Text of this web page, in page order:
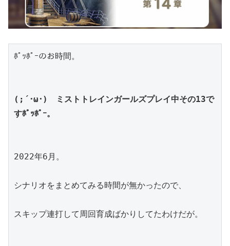
ﾎﾟｯﾎﾟｰのお時間。
(;´･ω･)　ミストトレインガールズプレイ中その13で
すﾎﾟｯﾎﾟｰ。
2022年6月。
シナリオをまとめてみる時間が無かったので、
スキップ連打して周回育成ばかりしてたわけだが。